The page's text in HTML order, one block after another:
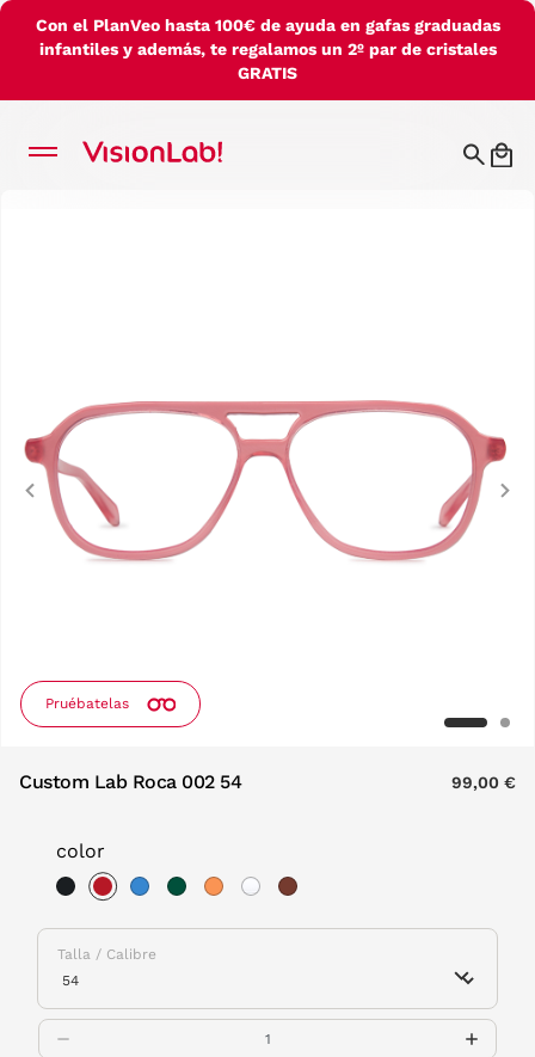
Con el PlanVeo hasta 100€ de ayuda en gafas graduadas
infantiles y además, te regalamos un 2º par de cristales
GRATIS
Pruébatelas
Previous
Custom Lab Roca 002 54 99,00 €
color
Talla / Calibre